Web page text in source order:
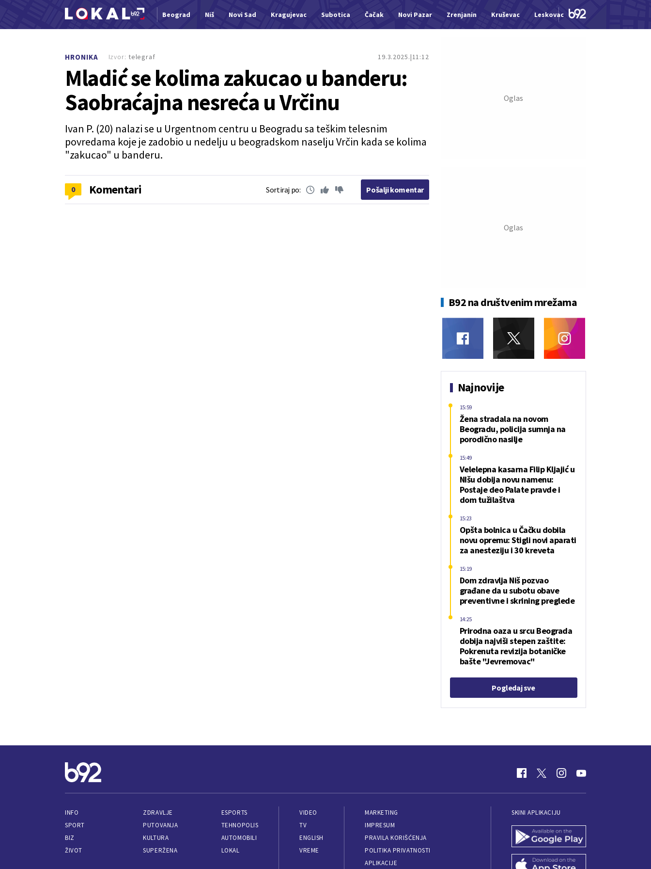
Beograd Niš Novi Sad Kragujevac Subotica Čačak Novi Pazar Zrenjanin Kruševac Leskovac Jagodina
HRONIKA 19.3.2025. 11:12
Mladić se kolima zakucao u banderu:
Saobraćajna nesreća u Vrčinu
Ivan P. (20) nalazi se u Urgentnom centru u Beogradu sa teškim telesnim
povredama koje je zadobio u nedelju u beogradskom naselju Vrčin kada se kolima
"zakucao" u banderu.
Izvor: telegraf
0 Komentari Sortiraj po: Pošalji komentar
B92 na društvenim mrežama
Najnovije
Žena stradala na novom
Beogradu, policija sumnja na
porodično nasilje
15:59
Velelepna kasarna Filip Kljajić u
NIšu dobija novu namenu:
Postaje deo Palate pravde i
dom tužilaštva
15:49
Opšta bolnica u Čačku dobila
novu opremu: Stigli novi aparati
za anesteziju i 30 kreveta
15:23
Dom zdravlja Niš pozvao
građane da u subotu obave
preventivne i skrining preglede
15:19
Prirodna oaza u srcu Beograda
dobija najviši stepen zaštite:
Pokrenuta revizija botaničke
bašte "Jevremovac"
14:25
Pogledaj sve
INFO
SPORT
BIZ
ŽIVOT
ZDRAVLJE
PUTOVANJA
KULTURA
SUPERŽENA
ESPORTS
TEHNOPOLIS
AUTOMOBILI
LOKAL
VIDEO
TV
ENGLISH
VREME
MARKETING
IMPRESUM
PRAVILA KORIŠĆENJA
POLITIKA PRIVATNOSTI
APLIKACIJE
SKINI APLIKACIJU